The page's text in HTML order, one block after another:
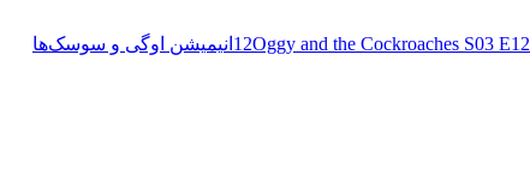
Oggy and the Cockroaches S03 E12 انیمیشن اوگی و سوسک‌ها